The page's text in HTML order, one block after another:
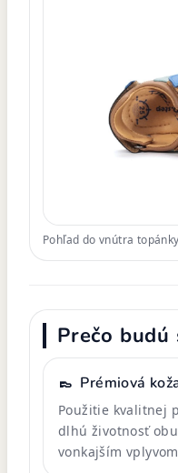
Pohľad do vnútra
Prečo
👞 Prémiová
Použitie kvalitnej
dlhú životnosť
vonkajším